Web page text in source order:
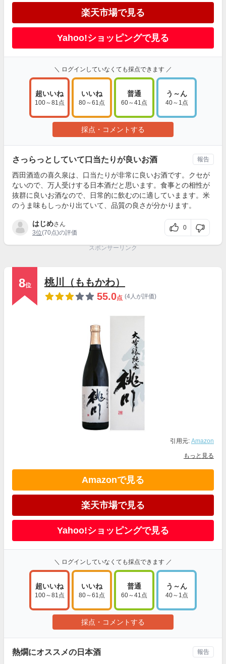
楽天市場で見る
Yahoo!ショッピングで見る
＼ ログインしていなくても採点できます ／
超いいね
100～81点
いいね
80～61点
普通
60～41点
う～ん
40～1点
採点・コメントする
さっらっとしていて口当たりが良いお酒
西田酒造の喜久泉は、口当たりが非常に良いお酒です。クセが
ないので、万人受けする日本酒だと思います。食事との相性が
抜群に良いお酒なので、日常的に飲むのに適していまます。米
のうま味もしっかり出ていて、品質の良さが分かります。
はじめさん
3位(70点)の評価
0
報告
スポンサーリンク
8位
桃川（ももかわ）
55.0点 (4人が評価)
引用元: Amazon
もっと見る
Amazonで見る
楽天市場で見る
Yahoo!ショッピングで見る
＼ ログインしていなくても採点できます ／
超いいね
100～81点
いいね
80～61点
普通
60～41点
う～ん
40～1点
採点・コメントする
熱燗にオススメの日本酒 報告